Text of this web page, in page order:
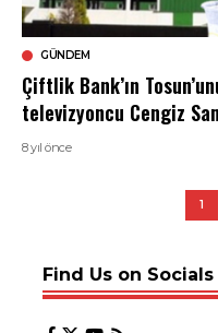
GÜNDEM
Çiftlik Bank’ın
televizyoncu Cengiz
8 yıl önce
1
Find Us on Socials